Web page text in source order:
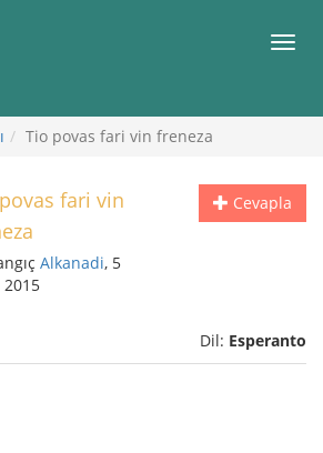
Tio povas fari vin freneza
Cevapla
fari vin
Alkanadi, 5
2015
Dil: Esperanto